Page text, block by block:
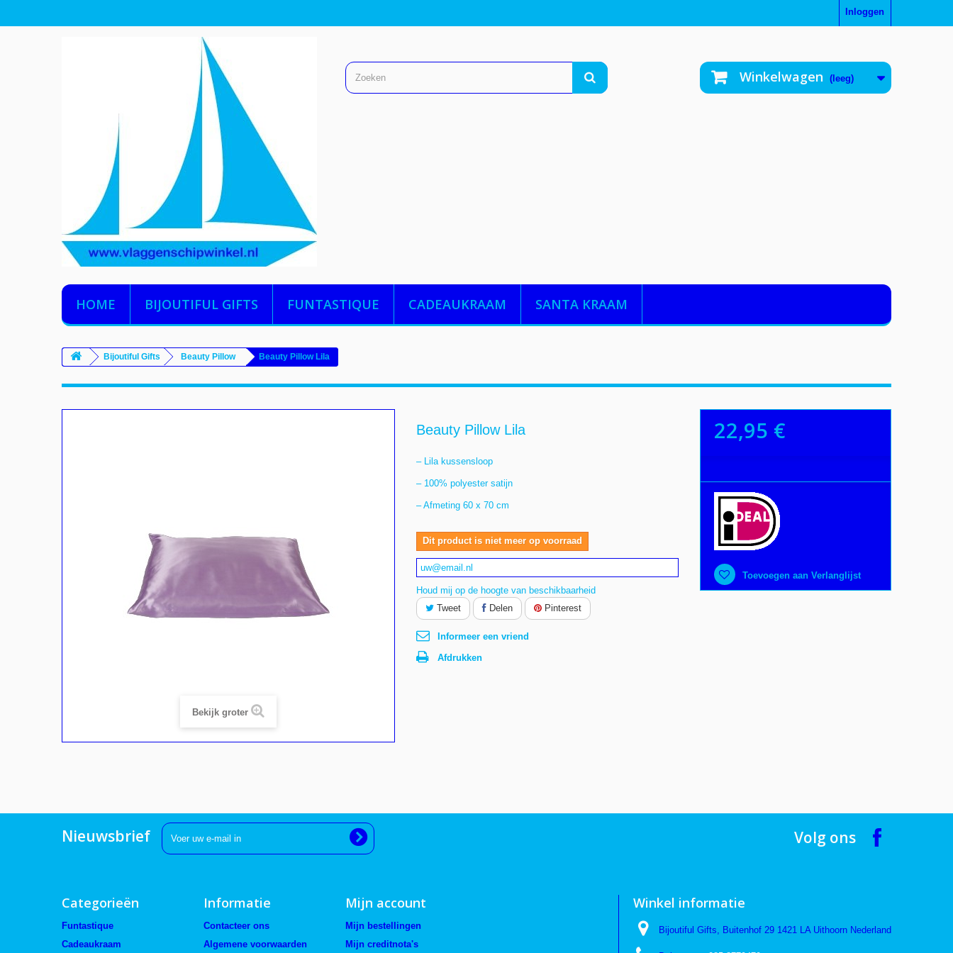
Inloggen
Winkelwagen (leeg)
HOME BIJOUTIFUL GIFTS FUNTASTIQUE CADEAUKRAAM SANTA KRAAM
Bijoutiful Gifts Beauty Pillow Beauty Pillow Lila
Bekijk groter
Beauty Pillow Lila
– Lila kussensloop
– 100% polyester satijn
– Afmeting 60 x 70 cm
Dit product is niet meer op voorraad
Houd mij op de hoogte van beschikbaarheid
Tweet
Delen Pinterest
Informeer een vriend
Afdrukken
22,95 €
Toevoegen aan Verlanglijst
Nieuwsbrief Volg ons
Categorieën
Funtastique
Cadeaukraam
Informatie
Contacteer ons
Algemene voorwaarden
Mijn account
Mijn bestellingen
Mijn creditnota's
Winkel informatie
Bijoutiful Gifts, Buitenhof 29 1421 LA Uithoorn Nederland